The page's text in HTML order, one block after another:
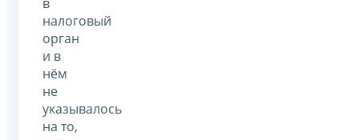
налоговый
орган
и в
нём
не
указывалось
на то,